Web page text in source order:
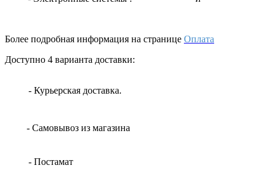
Более подробная информация на странице Оплата
Доступно 4 варианта доставки:
- Курьерская доставка.
- Самовывоз из магазина
- Постамат